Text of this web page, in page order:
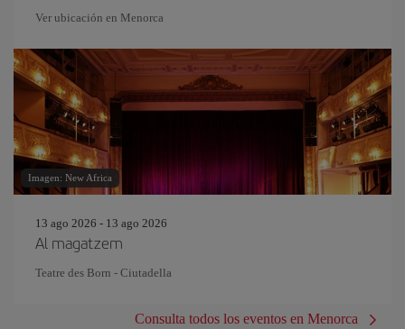
Ver ubicación en Menorca
Imagen: New Africa
13 ago 2026 - 13 ago 2026
Al magatzem
Teatre des Born - Ciutadella
Consulta todos los eventos en Menorca